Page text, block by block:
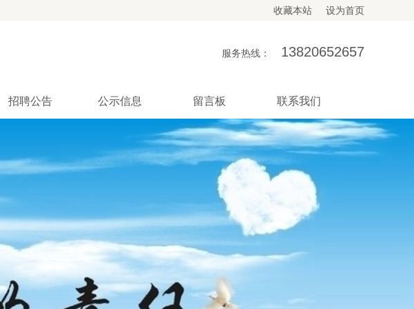
收藏本站 设为首页
服务热线：
13820652657
招聘公告 公示信息 留言板 联系我们